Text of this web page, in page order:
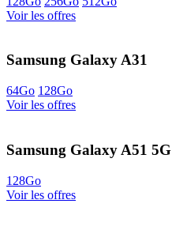
Voir les offres
Samsung Galaxy A31
64Go 128Go
Voir les offres
Samsung Galaxy A51 5G
128Go
Voir les offres